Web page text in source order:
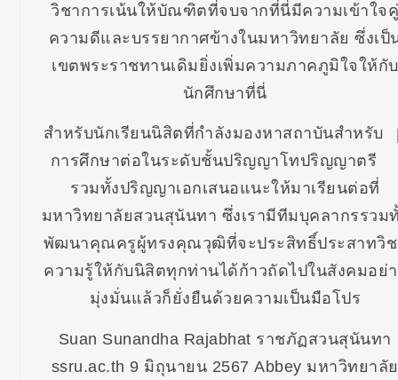
วิชาการเน้นให้บัณฑิตที่จบจากที่นี่มีความเข้าใจ
ความดีและบรรยากาศข้างในมหาวิทยาลัย ซึ่งเป็
เขตพระราชทานเดิมยิ่งเพิ่มความภาคภูมิใจให้กับ
นักศึกษาที่นี่
สำหรับนักเรียนนิสิตที่กำลังมองหาสถาบันสำหรับ
การศึกษาต่อในระดับชั้นปริญญาโทปริญญาตรี
รวมทั้งปริญญาเอกเสนอแนะให้มาเรียนต่อที่
มหาวิทยาลัยสวนสุนันทา ซึ่งเรามีทีมบุคลากรรวม
พัฒนาคุณครูผู้ทรงคุณวุฒิที่จะประสิทธิ์ประสาทวิ
ความรู้ให้กับนิสิตทุกท่านได้ก้าวถัดไปในสังคมอย่
มุ่งมั่นแล้วก็ยั่งยืนด้วยความเป็นมือโปร
Suan Sunandha Rajabhat ราชภัฏสวนสุนันทา
ssru.ac.th 9 มิถุนายน 2567 Abbey มหาวิทยาลัย